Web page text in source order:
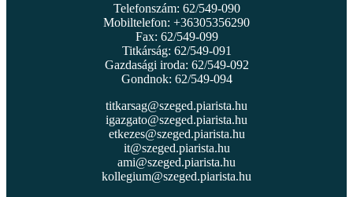
Telefonszám: 62/549-090
Mobiltelefon: +36305356290
Fax: 62/549-099
Titkárság: 62/549-091
Gazdasági iroda: 62/549-092
Gondnok: 62/549-094
titkarsag@szeged.piarista.hu
igazgato@szeged.piarista.hu
etkezes@szeged.piarista.hu
it@szeged.piarista.hu
ami@szeged.piarista.hu
kollegium@szeged.piarista.hu